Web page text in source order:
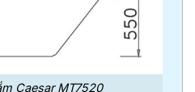
Caesar MT7520